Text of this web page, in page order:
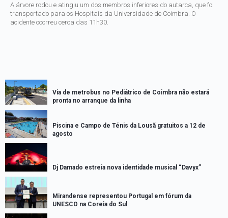
A árvore rodou e atingiu um dos membros inferiores do autarca, que foi
transportado para os Hospitais da Universidade de Coimbra. O
acidente ocorreu cerca das 11h30.
Via de metrobus no Pediátrico de Coimbra não estará
pronta no arranque da linha
Piscina e Campo de Ténis da Lousã gratuitos a 12 de
agosto
Dj Damado estreia nova identidade musical “Davyx”
Mirandense representou Portugal em fórum da
UNESCO na Coreia do Sul